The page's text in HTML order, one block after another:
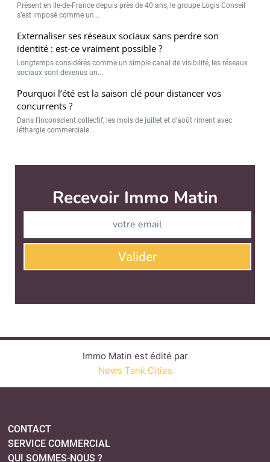
Présent en Ile-de-France depuis près de 40 ans, le groupe Logis Conseil
s’est imposé comme un...
Externaliser ses réseaux sociaux sans perdre son
identité : est-ce vraiment possible ?
Longtemps considérés comme un simple canal de visibilité, les réseaux
sociaux sont devenus un...
Pourquoi l’été est la saison clé pour distancer vos
concurrents ?
Dans l’inconscient collectif, les mois de juillet et d’août riment avec
léthargie commerciale...
Immo Matin est édité par
QUI SOMMES-NOUS ?
LINKEDINTWITTERFACEBOOK
YOUTUBE
MENTIONS LÉGALES
POLITIQUE DE CONFIDENTIALITÉ